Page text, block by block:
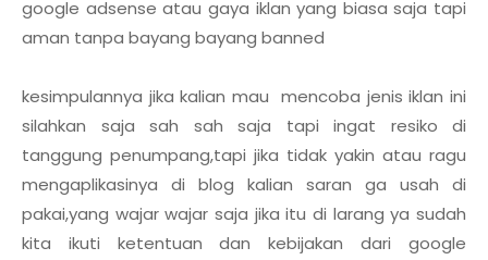
google adsense atau gaya iklan yang biasa saja tapi
aman tanpa bayang bayang banned
kesimpulannya jika kalian mau mencoba jenis iklan ini
silahkan saja sah sah saja tapi ingat resiko di
tanggung penumpang,tapi jika tidak yakin atau ragu
mengaplikasinya di blog kalian saran ga usah di
pakai,yang wajar wajar saja jika itu di larang ya sudah
kita ikuti ketentuan dan kebijakan dari google